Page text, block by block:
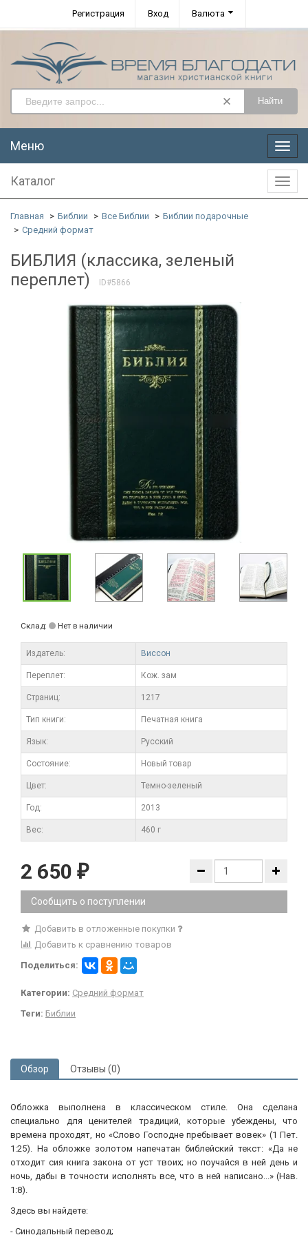
Регистрация Вход Валюта
Найти
Меню
Меню
Каталог
Главная Библии Все Библии
Библии подарочные
Средний формат
БИБЛИЯ (классика, зеленый
переплет)
ID#5866
Склад: Нет в наличии
Издатель: Виссон
Переплет: Кож. зам
Cтраниц: 1217
Тип книги: Печатная книга
Язык: Русский
Состояние: Новый товар
Цвет: Темно-зеленый
Год: 2013
Вес: 460 г
2 650 ₽
Сообщить о поступлении
Добавить в отложенные покупки
Добавить к сравнению товаров
Поделиться:
Категории: Средний формат
Теги: Библии
Обзор Отзывы (0)
Обложка выполнена в классическом стиле. Она сделана
специально для ценителей традиций, которые убеждены, что
времена проходят, но «Слово Господне пребывает вовек» (1 Пет.
1:25). На обложке золотом напечатан библейский текст: «Да не
отходит сия книга закона от уст твоих; но поучайся в ней день и
ночь, дабы в точности исполнять все, что в ней написано...» (Нав.
1:8).
Здесь вы найдете:
- Синодальный перевод;